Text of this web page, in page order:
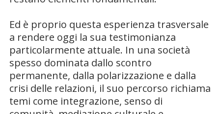
Ed è proprio questa esperienza trasversale
a rendere oggi la sua testimonianza
particolarmente attuale. In una società
spesso dominata dallo scontro
permanente, dalla polarizzazione e dalla
crisi delle relazioni, il suo percorso richiama
temi come integrazione, senso di